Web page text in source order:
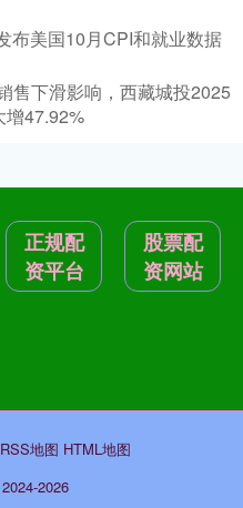
布美国10月CPI和就业数据
售下滑影响，西藏城投2025
增47.92%
正规配
资平台
股票配
资网站
RSS地图 HTML地图
2026